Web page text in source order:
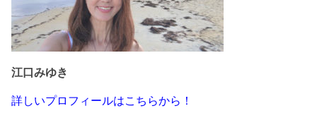
江口みゆき
詳しいプロフィールはこちらから！